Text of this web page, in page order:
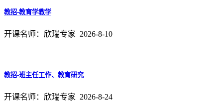
教招-教育学教学
开课名师：欣瑞专家 2026-8-10
教招-班主任工作、教育研究
开课名师：欣瑞专家 2026-8-24